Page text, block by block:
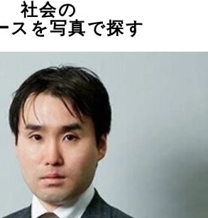
社会の
スを写真で探す